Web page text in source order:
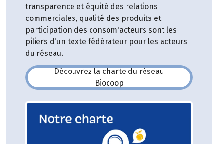
transparence et équité des relations
commerciales, qualité des produits et
participation des consom'acteurs sont les
piliers d'un texte fédérateur pour les acteurs
du réseau.
Découvrez la charte du réseau
Biocoop
(s'ouvre dans une nouvelle